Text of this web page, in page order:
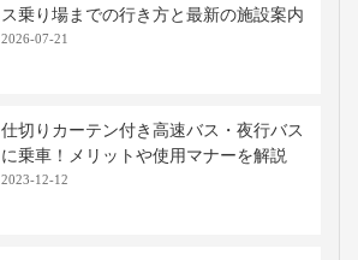
ス乗り場までの行き方と最新の施設案内
2026-07-21
仕切りカーテン付き高速バス・夜行バス
に乗車！メリットや使用マナーを解説
2023-12-12